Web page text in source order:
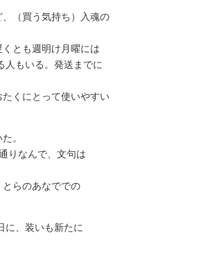
（買う気持ち）入魂の
とも週明け月曜には
人もいる。発送までに
くにとって使いやすい
。
りなんで、文句は
らのあなででの
、装いも新たに